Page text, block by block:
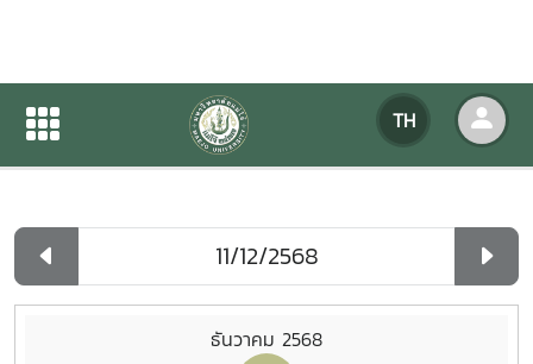
TH
ปฏิทินกิจกรรมของหน่วยงาน
ปฏิทินกิจกรรมของหน่วยงาน
ธันวาคม 2568